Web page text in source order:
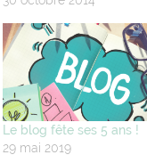
Le blog fête ses 5 ans !
29 mai 2019